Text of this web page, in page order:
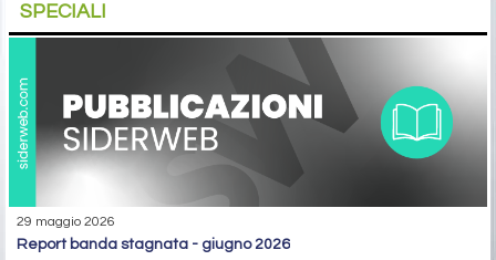
SPECIALI
29 maggio 2026
report banda stagnata - giugno 2026